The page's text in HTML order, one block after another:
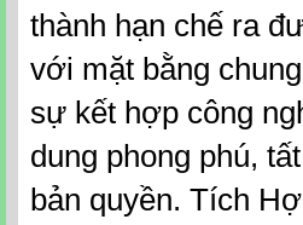
thành hạn chế ra
với mặt bằng
sự kết hợp công
dung phong phú,
bản quyền. Tích